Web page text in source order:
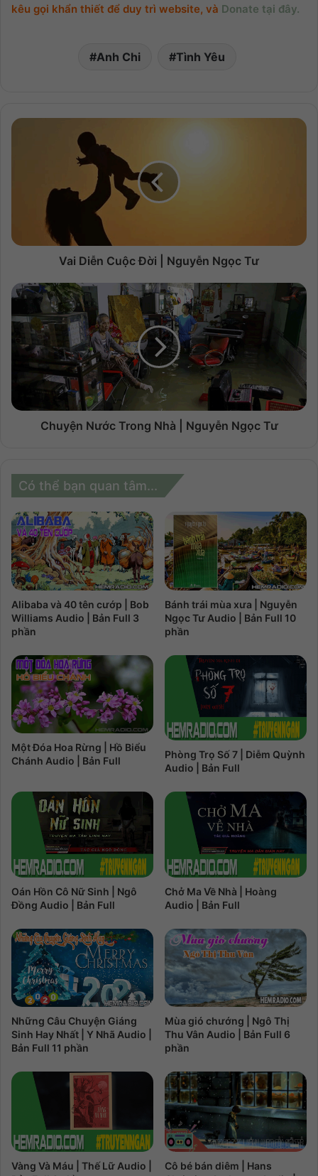
kêu gọi khẩn thiết để duy trì website, và Donate tại đây.
Anh Chi Tình Yêu
Vai Diễn Cuộc Đời | Nguyễn Ngọc Tư
Chuyện Nước Trong Nhà | Nguyễn Ngọc Tư
Có thể bạn quan tâm...
Alibaba và 40 tên cướp | Bob
Williams Audio | Bản Full 3
phần
Bánh trái mùa xưa | Nguyễn
Ngọc Tư Audio | Bản Full 10
phần
Một Đóa Hoa Rừng | Hồ Biểu
Chánh Audio | Bản Full
Phòng Trọ Số 7 | Diễm Quỳnh
Audio | Bản Full
Oán Hồn Cô Nữ Sinh | Ngô
Đồng Audio | Bản Full
Chở Ma Về Nhà | Hoàng
Audio | Bản Full
Những Câu Chuyện Giáng
Sinh Hay Nhất | Y Nhã Audio |
Bản Full 11 phần
Mùa gió chướng | Ngô Thị
Thu Vân Audio | Bản Full 6
phần
Vàng Và Máu | Thế Lữ Audio |
Cô bé bán diêm | Hans